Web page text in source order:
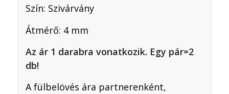
Szín: Szivárvány
Átmérő: 4 mm
Az ár 1 darabra vonatkozik. Egy pár=2
db!
A fülbelövés ára partnerenként,